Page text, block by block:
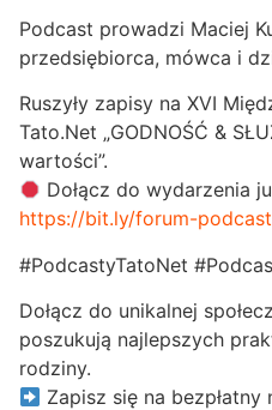
Podcast prowadzi Maciej
przedsiębiorca, mówca i
Ruszyły zapisy na XVI
Tato.Net „GODNOŚĆ &
wartości”.
Dołącz do wydarzenia
https://bit.ly/forum-
#PodcastyTatoNet
Dołącz do unikalnej
poszukują najlepszych
rodziny.
Zapisz się na